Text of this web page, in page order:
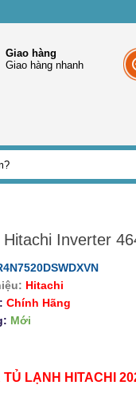
Giao hàng
Giao hàng nhanh
Inverter
Hitachi
Chính Hãng
Mới
TỦ LẠNH HITACHI